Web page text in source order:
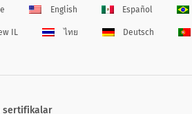
English Español
IL ไทย Deutsch
sertifikalar